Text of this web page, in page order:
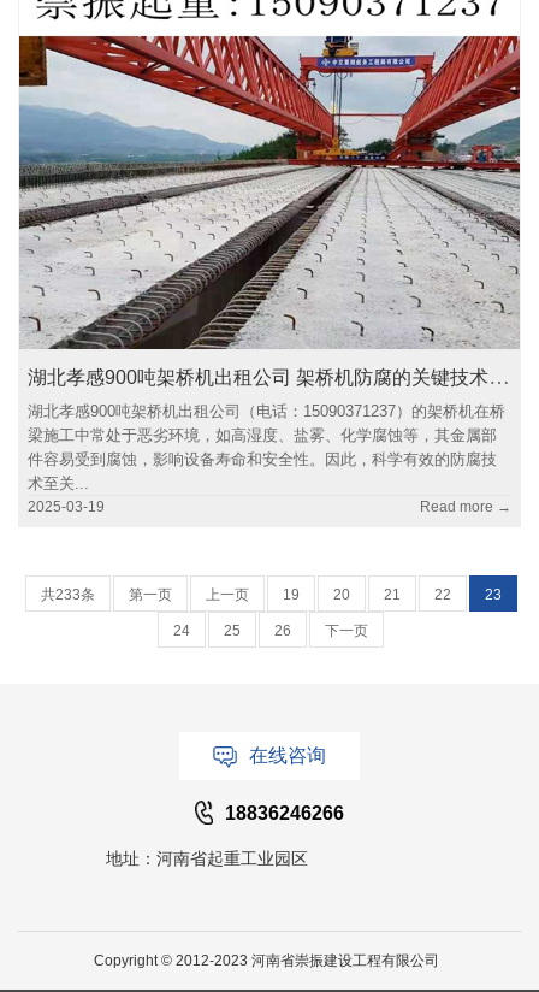
湖北孝感900吨架桥机出租公司 架桥机防腐的关键技术与实施方法
湖北孝感900吨架桥机出租公司（电话：15090371237）的架桥机在桥
梁施工中常处于恶劣环境，如高湿度、盐雾、化学腐蚀等，其金属部
件容易受到腐蚀，影响设备寿命和安全性。因此，科学有效的防腐技
术至关...
2025-03-19 Read more →
共233条 第一页 上一页 19 20 21 22 23
24 25 26 下一页
在线咨询
18836246266
地址：河南省起重工业园区
Copyright © 2012-2023 河南省崇振建设工程有限公司